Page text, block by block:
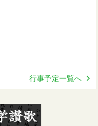
行事予定一覧へ